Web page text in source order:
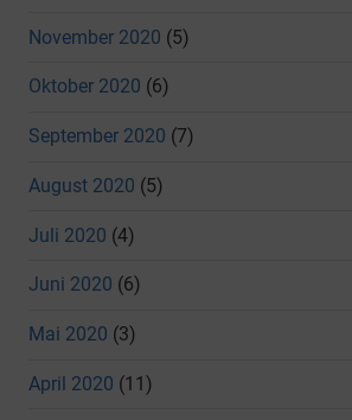
November 2020 (5)
Oktober 2020 (6)
September 2020 (7)
August 2020 (5)
Juli 2020 (4)
Juni 2020 (6)
Mai 2020 (3)
April 2020 (11)